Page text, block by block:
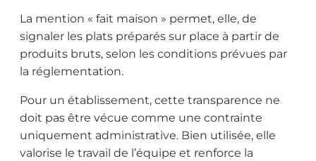
La mention « fait maison » permet, elle, de
signaler les plats préparés sur place à partir de
produits bruts, selon les conditions prévues par
la réglementation.
Pour un établissement, cette transparence ne
doit pas être vécue comme une contrainte
uniquement administrative. Bien utilisée, elle
valorise le travail de l’équipe et renforce la